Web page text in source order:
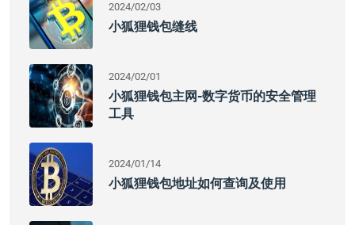
2024/02/03
小狐狸钱包缝线
2024/02/01
小狐狸钱包主网-数字货币的安全管理
工具
2024/01/14
小狐狸钱包地址如何查询及使用